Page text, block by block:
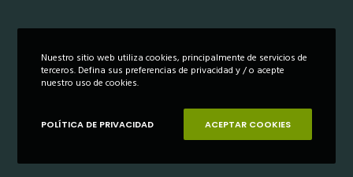
Nuestro sitio web utiliza cookies, principalmente de servicios de
terceros. Defina sus preferencias de privacidad y / o acepte
nuestro uso de cookies.
POLÍTICA DE PRIVACIDAD ACEPTAR COOKIES